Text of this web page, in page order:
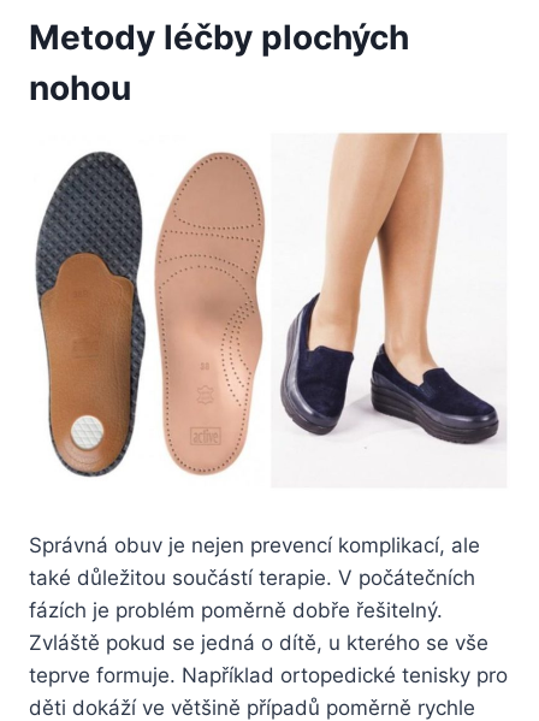
Metody léčby plochých
nohou
Správná obuv je nejen prevencí komplikací, ale
také důležitou součástí terapie. V počátečních
fázích je problém poměrně dobře řešitelný.
Zvláště pokud se jedná o dítě, u kterého se vše
teprve formuje. Například ortopedické tenisky pro
děti dokáží ve většině případů poměrně rychle